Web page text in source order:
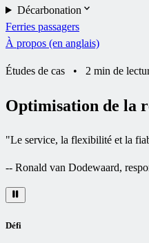
Décarbonation
Ferries passagers
À propos (en anglais)
Études de cas • 2 min de
Optimisation de la
"Le service, la flexibilité et la
-- Ronald van Dodewaard,
Défi